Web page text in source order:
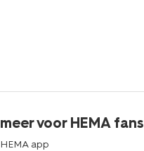
meer voor HEMA fans
HEMA app